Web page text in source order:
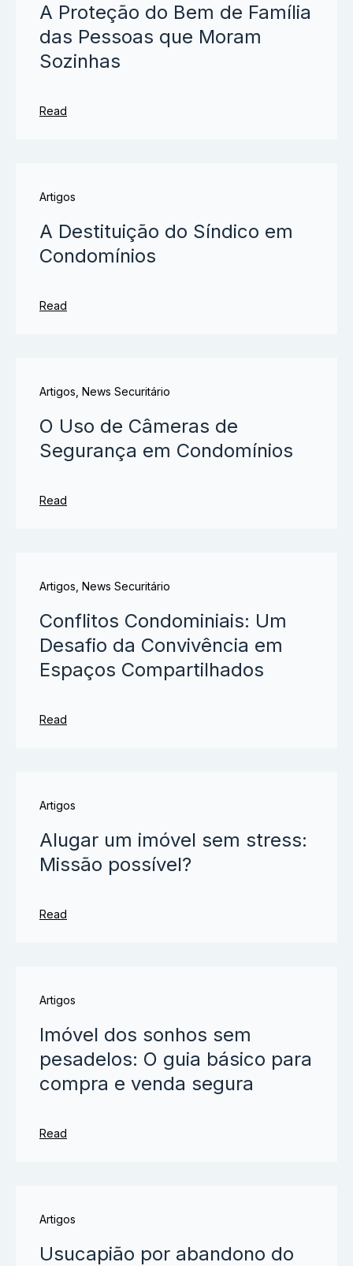
A Proteção do Bem de Família
das Pessoas que Moram
Sozinhas
Read
Artigos
A Destituição do Síndico em
Condomínios
Read
Artigos News Securitário
O Uso de Câmeras de
Segurança em Condomínios
Read
Artigos News Securitário
Conflitos Condominiais: Um
Desafio da Convivência em
Espaços Compartilhados
Read
Artigos
Alugar um imóvel sem stress:
Missão possível?
Read
Artigos
Imóvel dos sonhos sem
pesadelos: O guia básico para
compra e venda segura
Read
Artigos
Usucapião por abandono do